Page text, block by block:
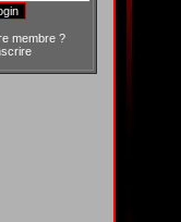
membre ?